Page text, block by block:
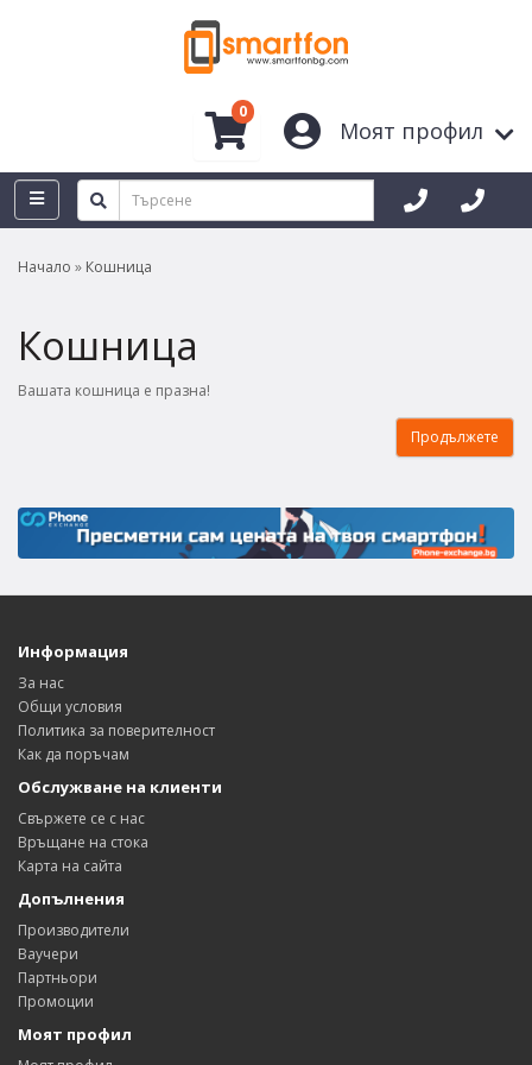
Моят профил
0
Начало Кошница
Кошница
Вашата кошница е празна!
Продължете
Информация
За нас
Общи условия
Политика за поверителност
Как да поръчам
Обслужване на клиенти
Свържете се с нас
Връщане на стока
Карта на сайта
Допълнения
Производители
Ваучери
Партньори
Промоции
Моят профил